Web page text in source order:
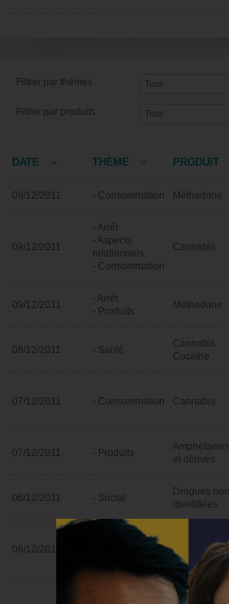
Filtrer par thèmes
Filtrer par produits
DATE THÈME PRODUIT
09/12/2011 - Consommation Méthadone
09/12/2011
- Arrêt
- Aspects
relationnels
- Consommation
Cannabis
09/12/2011
- Arrêt
- Produits
Méthadone
08/12/2011 - Santé
Cannabis
Cocaïne
07/12/2011 - Consommation Cannabis
07/12/2011 - Produits
et dérivés
06/12/2011 - Social
Drogues non
identifiées
06/12/2011 Alcool